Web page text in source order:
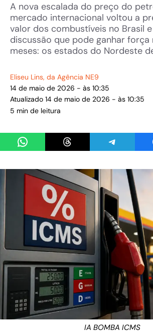
A nova escalada do preço do
mercado internacional voltou a
valor dos combustíveis no Brasil
discussão que pode ganhar força
meses: os estados do Nordeste
Eliseu Lins, da Agência NE9
14 de maio de 2026 - às 10:35
Atualizado 14 de maio de 2026 - às 10:35
5 min de leitura
Share on WhatsAppShare on ThreadsShare on
IA BOMBA ICMS